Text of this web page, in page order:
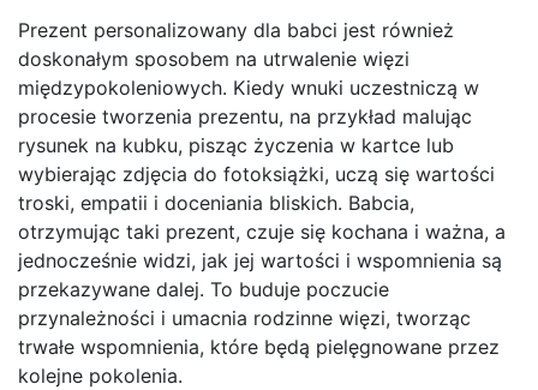
Prezent personalizowany dla babci jest również
doskonałym sposobem na utrwalenie więzi
międzypokoleniowych. Kiedy wnuki uczestniczą w
procesie tworzenia prezentu, na przykład malując
rysunek na kubku, pisząc życzenia w kartce lub
wybierając zdjęcia do fotoksiążki, uczą się wartości
troski, empatii i doceniania bliskich. Babcia,
otrzymując taki prezent, czuje się kochana i ważna, a
jednocześnie widzi, jak jej wartości i wspomnienia są
przekazywane dalej. To buduje poczucie
przynależności i umacnia rodzinne więzi, tworząc
trwałe wspomnienia, które będą pielęgnowane przez
kolejne pokolenia.